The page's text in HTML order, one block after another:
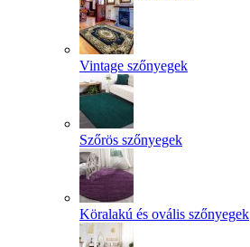
Vintage szőnyegek
Szőrös szőnyegek
Köralakú és ovális szőnyegek